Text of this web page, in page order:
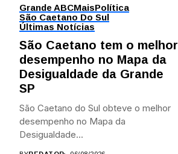
Grande ABCMaisPolítica
São Caetano Do Sul
Últimas Notícias
São Caetano tem o melhor
desempenho no Mapa da
Desigualdade da Grande
SP
São Caetano do Sul obteve o melhor
desempenho no Mapa da
Desigualdade...